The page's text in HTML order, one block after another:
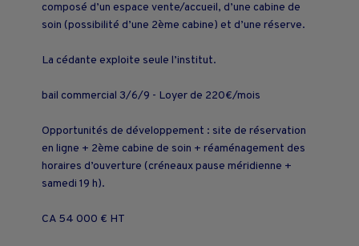
composé d’un espace vente/accueil, d’une cabine de
soin (possibilité d’une 2ème cabine) et d’une réserve.
La cédante exploite seule l’institut.
bail commercial 3/6/9 - Loyer de 220€/mois
Opportunités de développement : site de réservation
en ligne + 2ème cabine de soin + réaménagement des
horaires d’ouverture (créneaux pause méridienne +
samedi 19 h).
CA 54 000 € HT